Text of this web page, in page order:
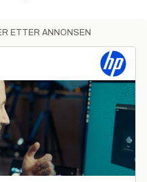
ETTER ANNONSEN